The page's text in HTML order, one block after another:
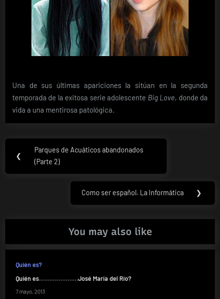
Una de sus últimas apariciones la sitúan en la segunda
temporada de la exitosa serie adolescente Big Love, donde da
vida a una mentirosa patológica.
Navegación
de
❮
Previous
Post:
Parques de Acuáticos abandonados
(Parte 2)
Next
Como ser español. La Informática ❯
You may also like
Quién es?
Quién es………………….José María del Río?
7 mayo, 2013